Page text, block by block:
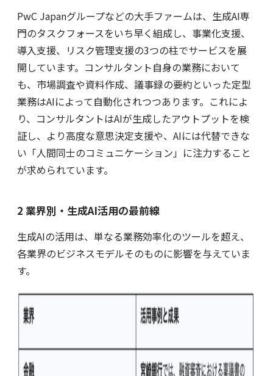
PwC Japanグループなどの大手ファームは、生成AI専
門のタスクフォースをいち早く組成し、事業化支援、
導入支援、リスク管理支援の3つの柱でサービスを展
開しています。コンサルタント自身の業務において
も、市場調査や資料作成、議事録の要約といった定型
業務はAIによって自動化されつつあります。これによ
り、コンサルタントはAIが生成したアウトプットを検
証し、より高度な意思決定支援や、AIには代替できな
い「人間同士のコミュニケーション」に注力すること
が求められています。
2 業界別・生成AI活用の最前線
生成AIの活用は、単なる業務効率化のツールを超え、
各業界のビジネスモデルそのものに影響を与えていま
す。